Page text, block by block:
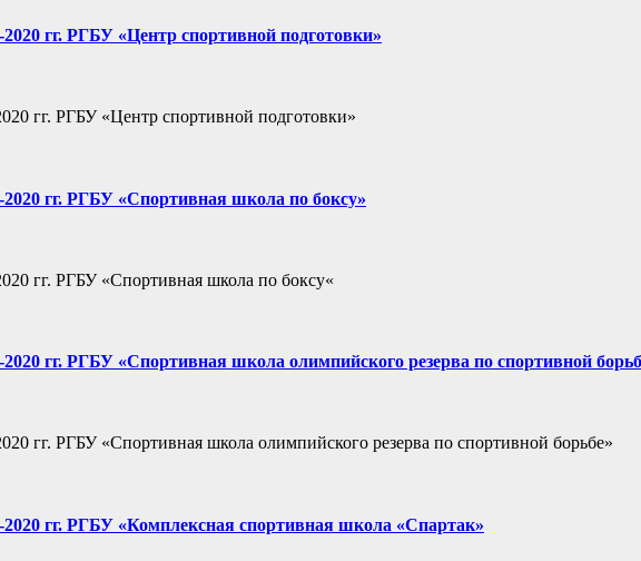
гг. РГБУ «Центр спортивной подготовки»
гг. РГБУ «Центр спортивной подготовки»
2020 гг. РГБУ «Спортивная школа по боксу»
гг. РГБУ «Спортивная школа по боксу«
гг. РГБУ «Спортивная школа олимпийского резерва по спортивной
гг. РГБУ «Спортивная школа олимпийского резерва по спортивной борьбе»
2020 гг. РГБУ «Комплексная спортивная школа «Спартак»